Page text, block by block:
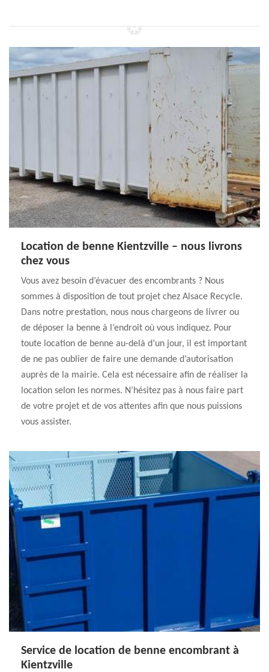
Location de benne Kientzville – nous livrons
chez vous
Vous avez besoin d’évacuer des encombrants ? Nous
sommes à disposition de tout projet chez Alsace Recycle.
Dans notre prestation, nous nous chargeons de livrer ou
de déposer la benne à l’endroit où vous indiquez. Pour
toute location de benne au-delà d’un jour, il est important
de ne pas oublier de faire une demande d’autorisation
auprès de la mairie. Cela est nécessaire afin de réaliser la
location selon les normes. N’hésitez pas à nous faire part
de votre projet et de vos attentes afin que nous puissions
vous assister.
Service de location de benne encombrant à
Kientzville